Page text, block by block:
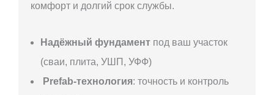
комфорт и долгий срок службы.
Надёжный фундамент под ваш участок
(сваи, плита, УШП, УФФ)
Prefab-технология: точность и контроль